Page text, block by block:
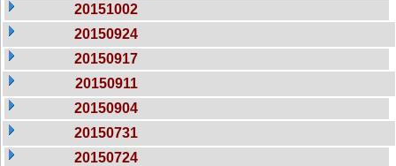
20151002
20150924
20150917
20150911
20150904
20150731
20150724